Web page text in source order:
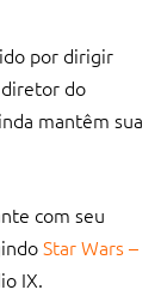
por dirigir
do
mantêm sua
com seu
Star Wars –
IX.